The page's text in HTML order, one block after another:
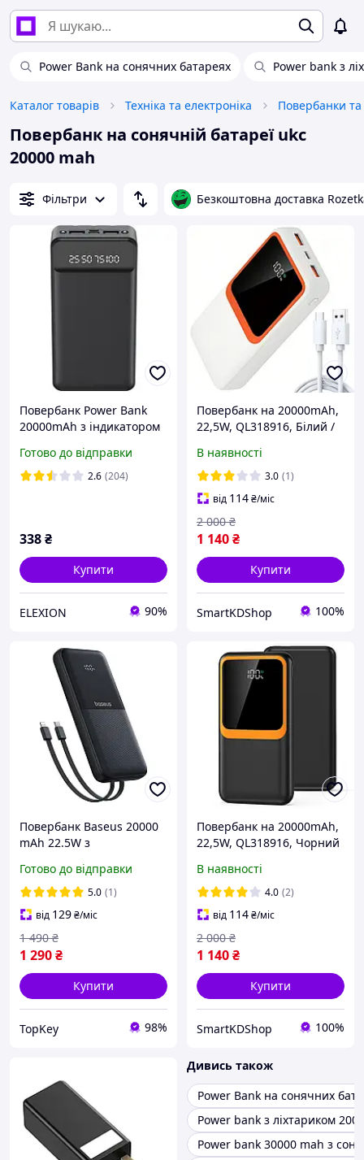
Power Bank на сонячних батареях Power bank з
Каталог товарів Техніка та електроніка Повербанки та
Повербанк на сонячній батареї ukc
20000 mah
Фільтри Безкоштовна доставка
Повербанк Power Bank
20000mAh з індикатором
XGRO1O Дропшипинг
Готово до відправки
2.6 (204)
338₴
Купити
ELEXION 90%
Повербанк на 20000mAh,
22,5W, QL318916, Білий /
/ Павербанк / Зовнішній
акумулятор
В наявності
3.0 (1)
від 114₴/міс
1 140₴
2 000 ₴
Купити
SmartKDShop 100%
Повербанк Baseus 20000
mAh 22.5W з
Type-C та Lightning з LED-
дисплеєм і швидкою
зарядкою PD/QC
Готово до відправки
5.0 (1)
від 129₴/міс
1 290₴
1 490 ₴
Купити
TopKey 98%
Повербанк на 20000mAh,
22,5W, QL318916, Чорний
телефону / Павербанк /
Зовнішній акумулятор
В наявності
4.0 (2)
від 114₴/міс
1 140₴
2 000 ₴
Купити
SmartKDShop 100%
Дивись також
Power Bank на сонячних
Power bank з ліхтариком
Power bank 30000 mah з